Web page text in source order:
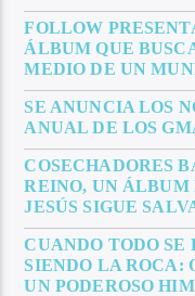
FOLLOW
ÁLBUM QUE
MEDIO DE UN
SE ANUNCIA LOS
ANUAL DE LOS
COSECHADORES
REINO, UN ÁLBUM
JESÚS SIGUE
CUANDO TODO SE
SIENDO LA ROCA:
UN PODEROSO